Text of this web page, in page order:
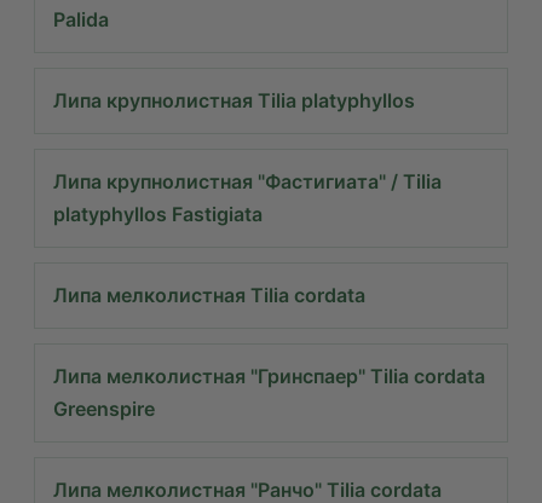
Palida
Липа крупнолистная Tilia platyphyllos
Липа крупнолистная "Фастигиата" / Tilia
platyphyllos Fastigiata
Липа мелколистная Tilia cordata
Липа мелколистная "Гринспаер" Tilia cordata
Greenspire
Липа мелколистная "Ранчо" Tilia cordata